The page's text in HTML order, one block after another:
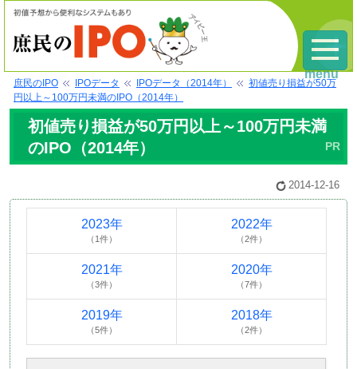
庶民のIPO IPOデータ IPOデータ（2014年）
初値売り損益が50万
円以上～100万円未満のIPO（2014年）
初値売り損益が50万円以上～100万円未満
のIPO（2014年）
2014-12-16
2023年
（1件）
2022年
（2件）
2021年
（3件）
2020年
（7件）
2019年
（5件）
2018年
（2件）
menu